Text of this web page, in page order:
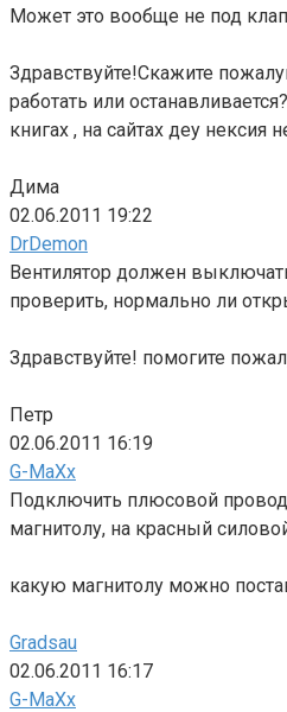
Может это вообще не под
Здравствуйте!Скажите
работать или
книгах , на сайтах деу
Дима
02.06.2011 19:22
DrDemon
Вентилятор должен
проверить, нормально ли
Здравствуйте! помогите
Петр
02.06.2011 16:19
G-MaXx
Подключить плюсовой провод
магнитолу, на красный
какую магнитолу можно
Gradsau
02.06.2011 16:17
G-MaXx